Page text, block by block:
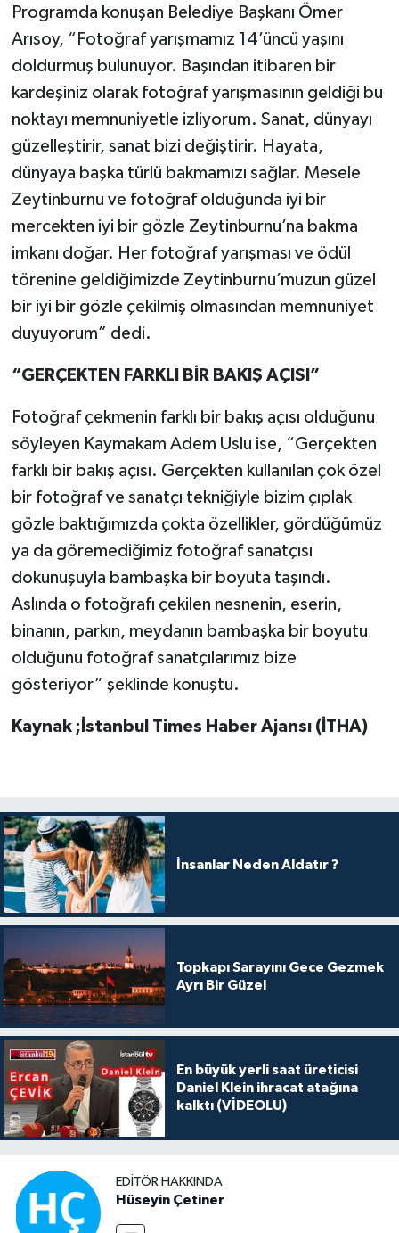
Programda konuşan Belediye Başkanı Ömer
Arısoy, “Fotoğraf yarışmamız 14’üncü yaşını
doldurmuş bulunuyor. Başından itibaren bir
kardeşiniz olarak fotoğraf yarışmasının geldiği bu
noktayı memnuniyetle izliyorum. Sanat, dünyayı
güzelleştirir, sanat bizi değiştirir. Hayata,
dünyaya başka türlü bakmamızı sağlar. Mesele
Zeytinburnu ve fotoğraf olduğunda iyi bir
mercekten iyi bir gözle Zeytinburnu’na bakma
imkanı doğar. Her fotoğraf yarışması ve ödül
törenine geldiğimizde Zeytinburnu’muzun güzel
bir iyi bir gözle çekilmiş olmasından memnuniyet
duyuyorum” dedi.
“GERÇEKTEN FARKLI BİR BAKIŞ AÇISI”
Fotoğraf çekmenin farklı bir bakış açısı olduğunu
söyleyen Kaymakam Adem Uslu ise, “Gerçekten
farklı bir bakış açısı. Gerçekten kullanılan çok özel
bir fotoğraf ve sanatçı tekniğiyle bizim çıplak
gözle baktığımızda çokta özellikler, gördüğümüz
ya da göremediğimiz fotoğraf sanatçısı
dokunuşuyla bambaşka bir boyuta taşındı.
Aslında o fotoğrafı çekilen nesnenin, eserin,
binanın, parkın, meydanın bambaşka bir boyutu
olduğunu fotoğraf sanatçılarımız bize
gösteriyor” şeklinde konuştu.
Kaynak ;İstanbul Times Haber Ajansı (İTHA)
İnsanlar Neden Aldatır ?
Topkapı Sarayını Gece Gezmek
Ayrı Bir Güzel
En büyük yerli saat üreticisi
Daniel Klein ihracat atağına
kalktı (VİDEOLU)
EDITÖR HAKKINDA
Hüseyin Çetiner